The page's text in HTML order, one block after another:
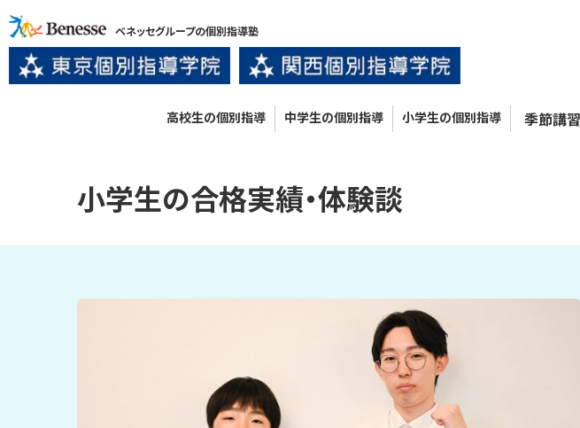
ベネッセグループの個別指導塾
高校生の個別指導 中学生の個別指導 小学生の個別指導 季節講習
小学生の合格実績・体験談